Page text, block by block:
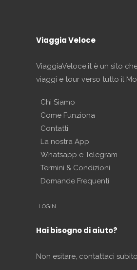
Viaggia Veloce
ViaggiaVeloce.it è un sito
viaggi e tour verso tutto il
Chi Siamo
Come Funziona
Contatti
La nostra App
Whatsapp e Telegram
Termini & Condizioni
Domande Frequenti
LOGIN
Hai bisogno di aiuto?
Non esitare, contattaci